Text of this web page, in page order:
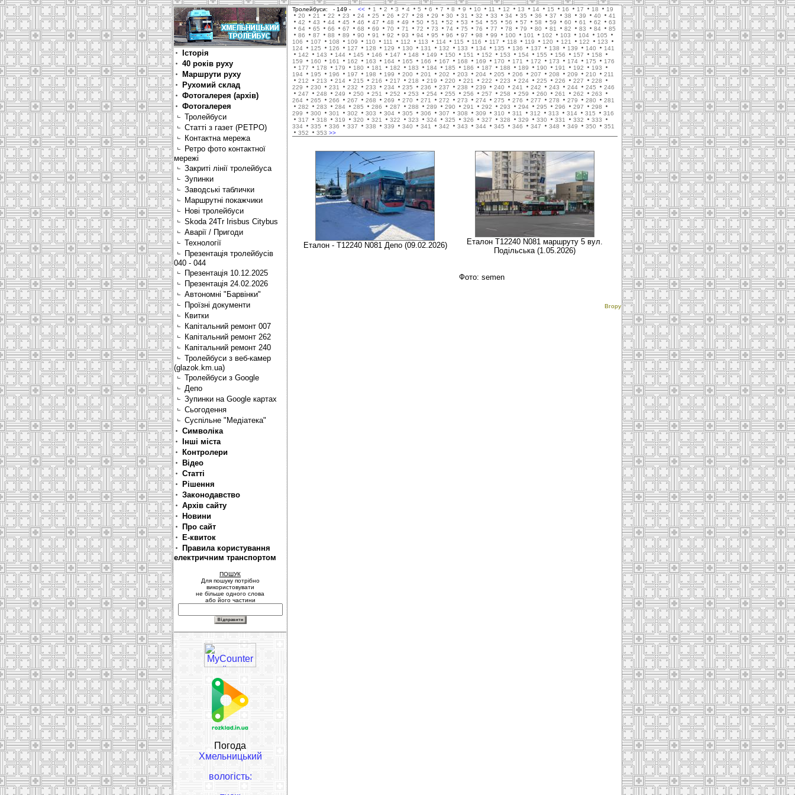
Історія
40 років руху
Маршрути руху
Рухомий склад
Фотогалерея (архів)
Фотогалерея
Тролейбуси
Статті з газет (РЕТРО)
Контактна мережа
Ретро фото контактної
мережі
Закриті лінії тролейбуса
Зупинки
Заводські таблички
Маршрутні покажчики
Нові тролейбуси
Skoda 24Tr Irisbus Citybus
Аварії / Пригоди
Технології
Презентація тролейбусів
040 - 044
Презентація 10.12.2025
Презентація 24.02.2026
Автономні "Барвінки"
Проїзні документи
Квитки
Капітальний ремонт 007
Капітальний ремонт 262
Капітальний ремонт 240
Тролейбуси з веб-камер
(glazok.km.ua)
Тролейбуси з Google
Депо
Зупинки на Google картах
Сьогодення
Суспільне "Медіатека"
Символіка
Інші міста
Контролери
Відео
Статті
Рішення
Законодавство
Архів сайту
Новини
Про сайт
Е-квиток
Правила користування
електричним транспортом
ПОШУК
Для пошуку потрібно
використовувати
не більше одного слова
або його частини
Погода
Хмельницький
вологість:
Тролейбуси: - 149 - << 1 2 3 4 5 6 7 8 9 10 11 12 13 14 15 16 17 18
19
20
21 22 23 24 25 26 27 28 29 30 31 32 33 34 35 36 37 38 39 40
41
42
43 44 45 46 47 48 49 50 51 52 53 54 55 56 57 58 59 60 61 62
63
64
65 66 67 68 69 70 71 72 73 74 75 76 77 78 79 80 81 82 83 84
85
86
87 88 89 90 91 92 93 94 95 96 97 98 99 100 101 102 103 104
105
106
107 108 109 110 111 112 113 114 115 116 117 118 119 120 121 122
123
124
125 126 127 128 129 130 131 132 133 134 135 136 137 138 139 140
141
142
143 144 145 146 147 148 149 150 151 152 153 154 155 156 157
158
159
160 161 162 163 164 165 166 167 168 169 170 171 172 173 174 175
176
177
178 179 180 181 182 183 184 185 186 187 188 189 190 191 192
193
194
195 196 197 198 199 200 201 202 203 204 205 206 207 208 209 210
211
212
213 214 215 216 217 218 219 220 221 222 223 224 225 226 227
228
229
230 231 232 233 234 235 236 237 238 239 240 241 242 243 244 245
246
247
248 249 250 251 252 253 254 255 256 257 258 259 260 261 262
263
264
265 266 267 268 269 270 271 272 273 274 275 276 277 278 279 280
281
282
283 284 285 286 287 288 289 290 291 292 293 294 295 296 297
298
299
300 301 302 303 304 305 306 307 308 309 310 311 312 313 314 315
316
317
318 319 320 321 322 323 324 325 326 327 328 329 330 331 332
333
334
335 336 337 338 339 340 341 342 343 344 345 346 347 348 349 350
351
352
353 >>
Еталон - Т12240 N081 Депо (09.02.2026)
Еталон Т12240 N081 маршруту 5 вул.
Подільська (1.05.2026)
Фото: semen
Вгору